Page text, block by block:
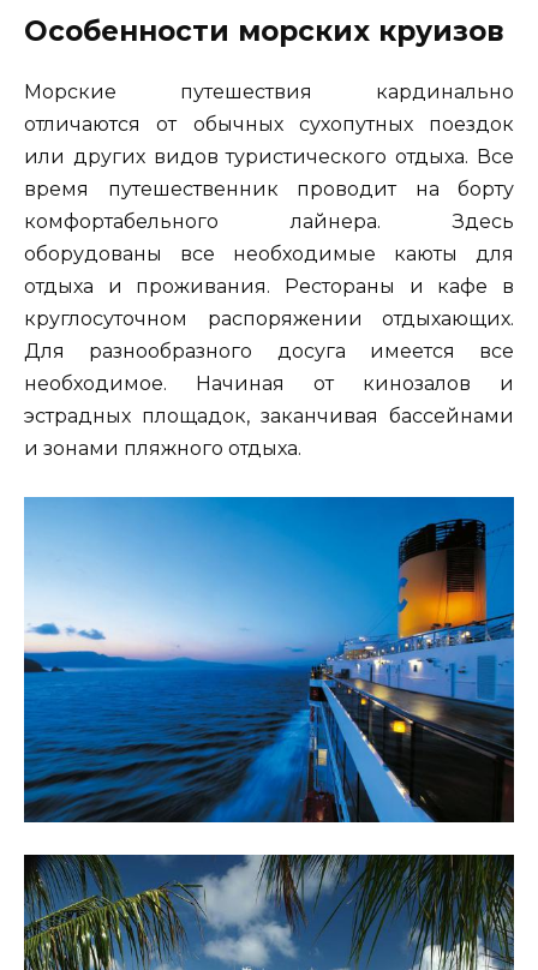
Особенности морских круизов
Морские путешествия кардинально
отличаются от обычных сухопутных поездок
или других видов туристического отдыха. Все
время путешественник проводит на борту
комфортабельного лайнера. Здесь
оборудованы все необходимые каюты для
отдыха и проживания. Рестораны и кафе в
круглосуточном распоряжении отдыхающих.
Для разнообразного досуга имеется все
необходимое. Начиная от кинозалов и
эстрадных площадок, заканчивая бассейнами
и зонами пляжного отдыха.